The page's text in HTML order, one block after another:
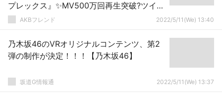
プレックス』✨MV500万回再生突破?ツイー
ト&プレスリリース
AKBフレンド 2022/5/11(We) 13:40
乃木坂46のVRオリジナルコンテンツ、第2
弾の制作が決定！！！【乃木坂46】
坂道G情報通 2022/5/11(We) 13:37